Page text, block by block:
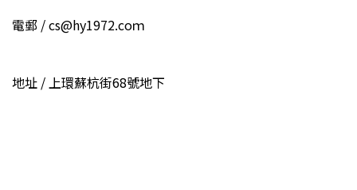
電郵 / cs@hy1972.coｍ
地址 / 上環蘇杭街68號地下